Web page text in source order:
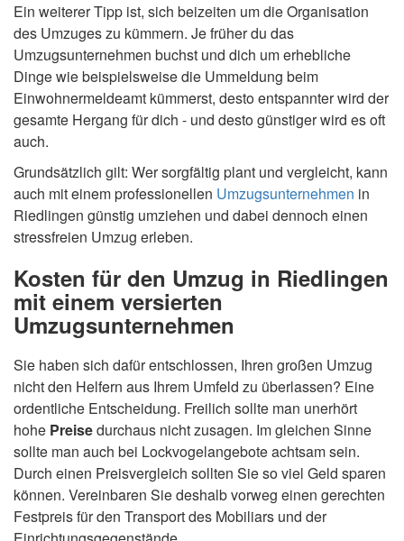
Ein weiterer Tipp ist, sich beizeiten um die Organisation
des Umzuges zu kümmern. Je früher du das
Umzugsunternehmen buchst und dich um erhebliche
Dinge wie beispielsweise die Ummeldung beim
Einwohnermeldeamt kümmerst, desto entspannter wird der
gesamte Hergang für dich - und desto günstiger wird es oft
auch.
Grundsätzlich gilt: Wer sorgfältig plant und vergleicht, kann
auch mit einem professionellen Umzugsunternehmen in
Riedlingen günstig umziehen und dabei dennoch einen
stressfreien Umzug erleben.
Kosten für den Umzug in Riedlingen
mit einem versierten
Umzugsunternehmen
Sie haben sich dafür entschlossen, Ihren großen Umzug
nicht den Helfern aus Ihrem Umfeld zu überlassen? Eine
ordentliche Entscheidung. Freilich sollte man unerhört
hohe Preisedurchaus nicht zusagen. Im gleichen Sinne
sollte man auch bei Lockvogelangebote achtsam sein.
Durch einen Preisvergleich sollten Sie so viel Geld sparen
können. Vereinbaren Sie deshalb vorweg einen gerechten
Festpreis für den Transport des Mobiliars und der